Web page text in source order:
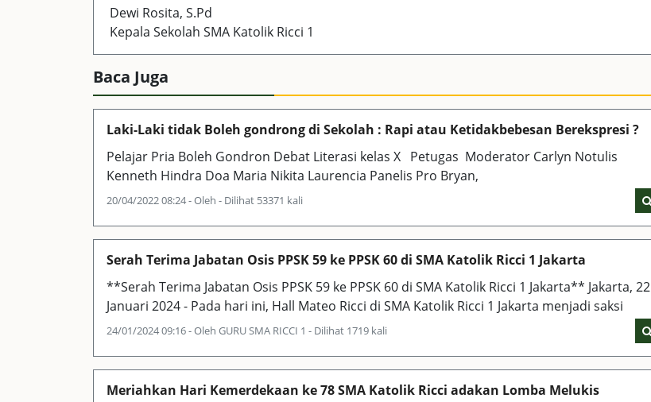
Dewi Rosita, S.Pd
Kepala Sekolah SMA Katolik Ricci 1
Baca Juga
Laki-Laki tidak Boleh gondrong di Sekolah : Rapi atau Ketidakbebesan Berekspresi ?
Pelajar Pria Boleh Gondron Debat Literasi kelas X Petugas Moderator Carlyn Notulis
Kenneth Hindra Doa Maria Nikita Laurencia Panelis Pro Bryan,
20/04/2022 08:24 - Oleh - Dilihat 53371 kali
Serah Terima Jabatan Osis PPSK 59 ke PPSK 60 di SMA Katolik Ricci 1 Jakarta
**Serah Terima Jabatan Osis PPSK 59 ke PPSK 60 di SMA Katolik Ricci 1 Jakarta** Jakarta, 22
Januari 2024 - Pada hari ini, Hall Mateo Ricci di SMA Katolik Ricci 1 Jakarta menjadi saksi
24/01/2024 09:16 - Oleh GURU SMA RICCI 1 - Dilihat 1719 kali
Meriahkan Hari Kemerdekaan ke 78 SMA Katolik Ricci adakan Lomba Melukis